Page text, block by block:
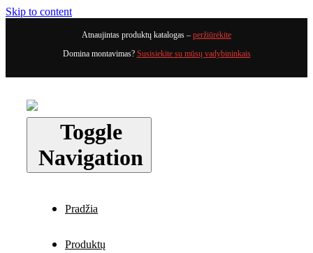
Skip to content
Atnaujintas produktų katalogas – peržiūrėkite
Domina montavimas? Susisiekite su mūsų vadybininkais
Toggle
Navigation
Pradžia
Produktų